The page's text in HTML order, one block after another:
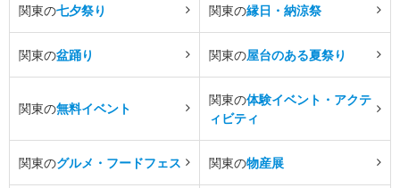
関東の七夕祭り 関東の縁日・納涼祭
関東の盆踊り 関東の屋台のある夏祭り
関東の無料イベント
関東の体験イベント・アクテ
ィビティ
関東のグルメ・フードフェス 関東の物産展